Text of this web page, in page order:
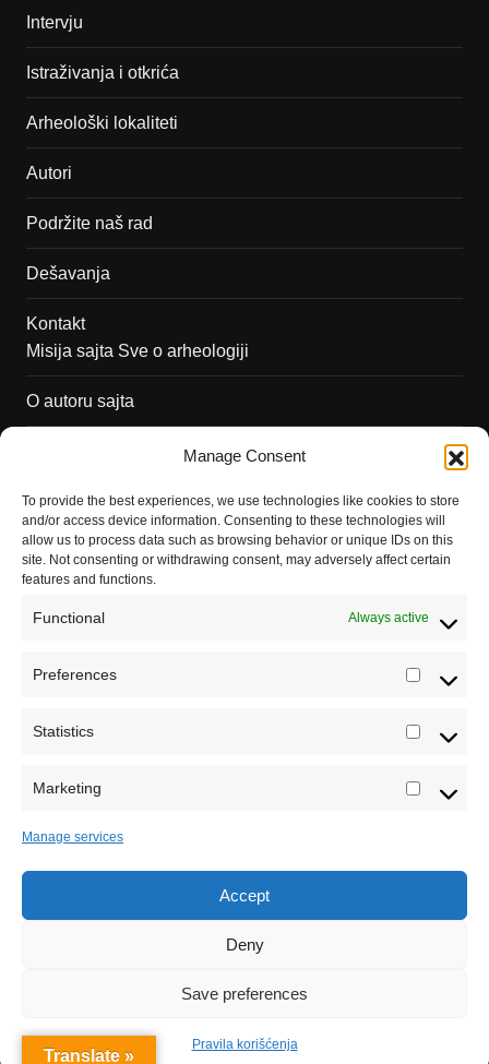
Manage Consent
To provide the best experiences, we use technologies like cookies to store
and/or access device information. Consenting to these technologies will
allow us to process data such as browsing behavior or unique IDs on this
site. Not consenting or withdrawing consent, may adversely affect certain
features and functions.
Functional Always active
Preferences
Statistics
Marketing
Manage services
Accept
Deny
Save preferences
Pravila korišćenja
Intervju
Istraživanja i otkrića
Arheološki lokaliteti
Autori
Podržite naš rad
Dešavanja
Kontakt
Misija sajta Sve o arheologiji
O autoru sajta
Saradnja
Sva prava zadržava Sve o arheologiji 2019-2026
Translate »